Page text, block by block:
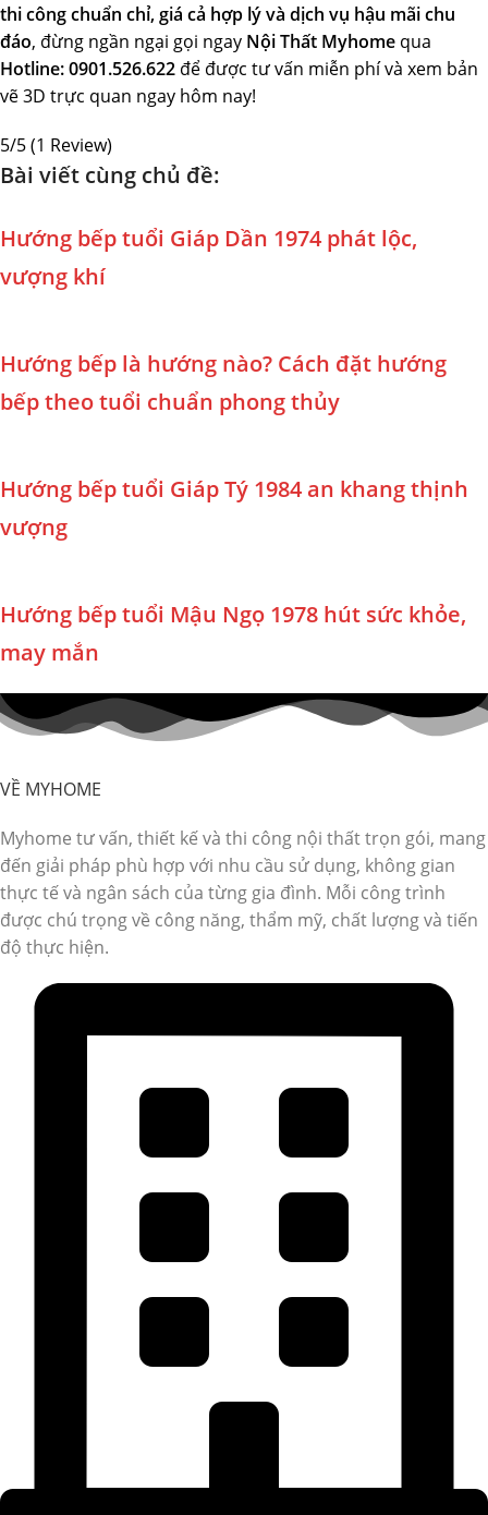
thi công chuẩn chỉ, giá cả hợp lý và dịch vụ hậu mãi chu
đáo, đừng ngần ngại gọi ngay Nội Thất Myhome qua
Hotline: 0901.526.622 để được tư vấn miễn phí và xem bản
vẽ 3D trực quan ngay hôm nay!
5/5(1 Review)
Bài viết cùng chủ đề:
Hướng bếp tuổi Giáp Dần 1974 phát lộc,
vượng khí
Hướng bếp là hướng nào? Cách đặt hướng
bếp theo tuổi chuẩn phong thủy
Hướng bếp tuổi Giáp Tý 1984 an khang thịnh
vượng
Hướng bếp tuổi Mậu Ngọ 1978 hút sức khỏe,
may mắn
VỀ MYHOME
Myhome tư vấn, thiết kế và thi công nội thất trọn gói, mang
đến giải pháp phù hợp với nhu cầu sử dụng, không gian
thực tế và ngân sách của từng gia đình. Mỗi công trình
được chú trọng về công năng, thẩm mỹ, chất lượng và tiến
độ thực hiện.